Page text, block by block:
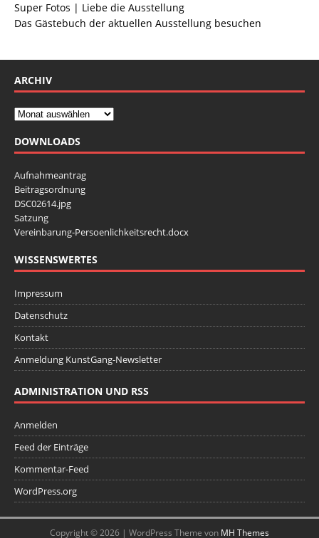
Super Fotos | Liebe die Ausstellung
Das Gästebuch der aktuellen Ausstellung besuchen
ARCHIV
DOWNLOADS
Aufnahmeantrag
Beitragsordnung
DSC02614.jpg
Satzung
Vereinbarung-Persoenlichkeitsrecht.docx
WISSENSWERTES
Impressum
Datenschutz
Kontakt
Anmeldung KunstGang-Newsletter
ADMINISTRATION UND RSS
Anmelden
Feed der Einträge
Kommentar-Feed
WordPress.org
Copyright © 2026 | WordPress Theme von MH Themes